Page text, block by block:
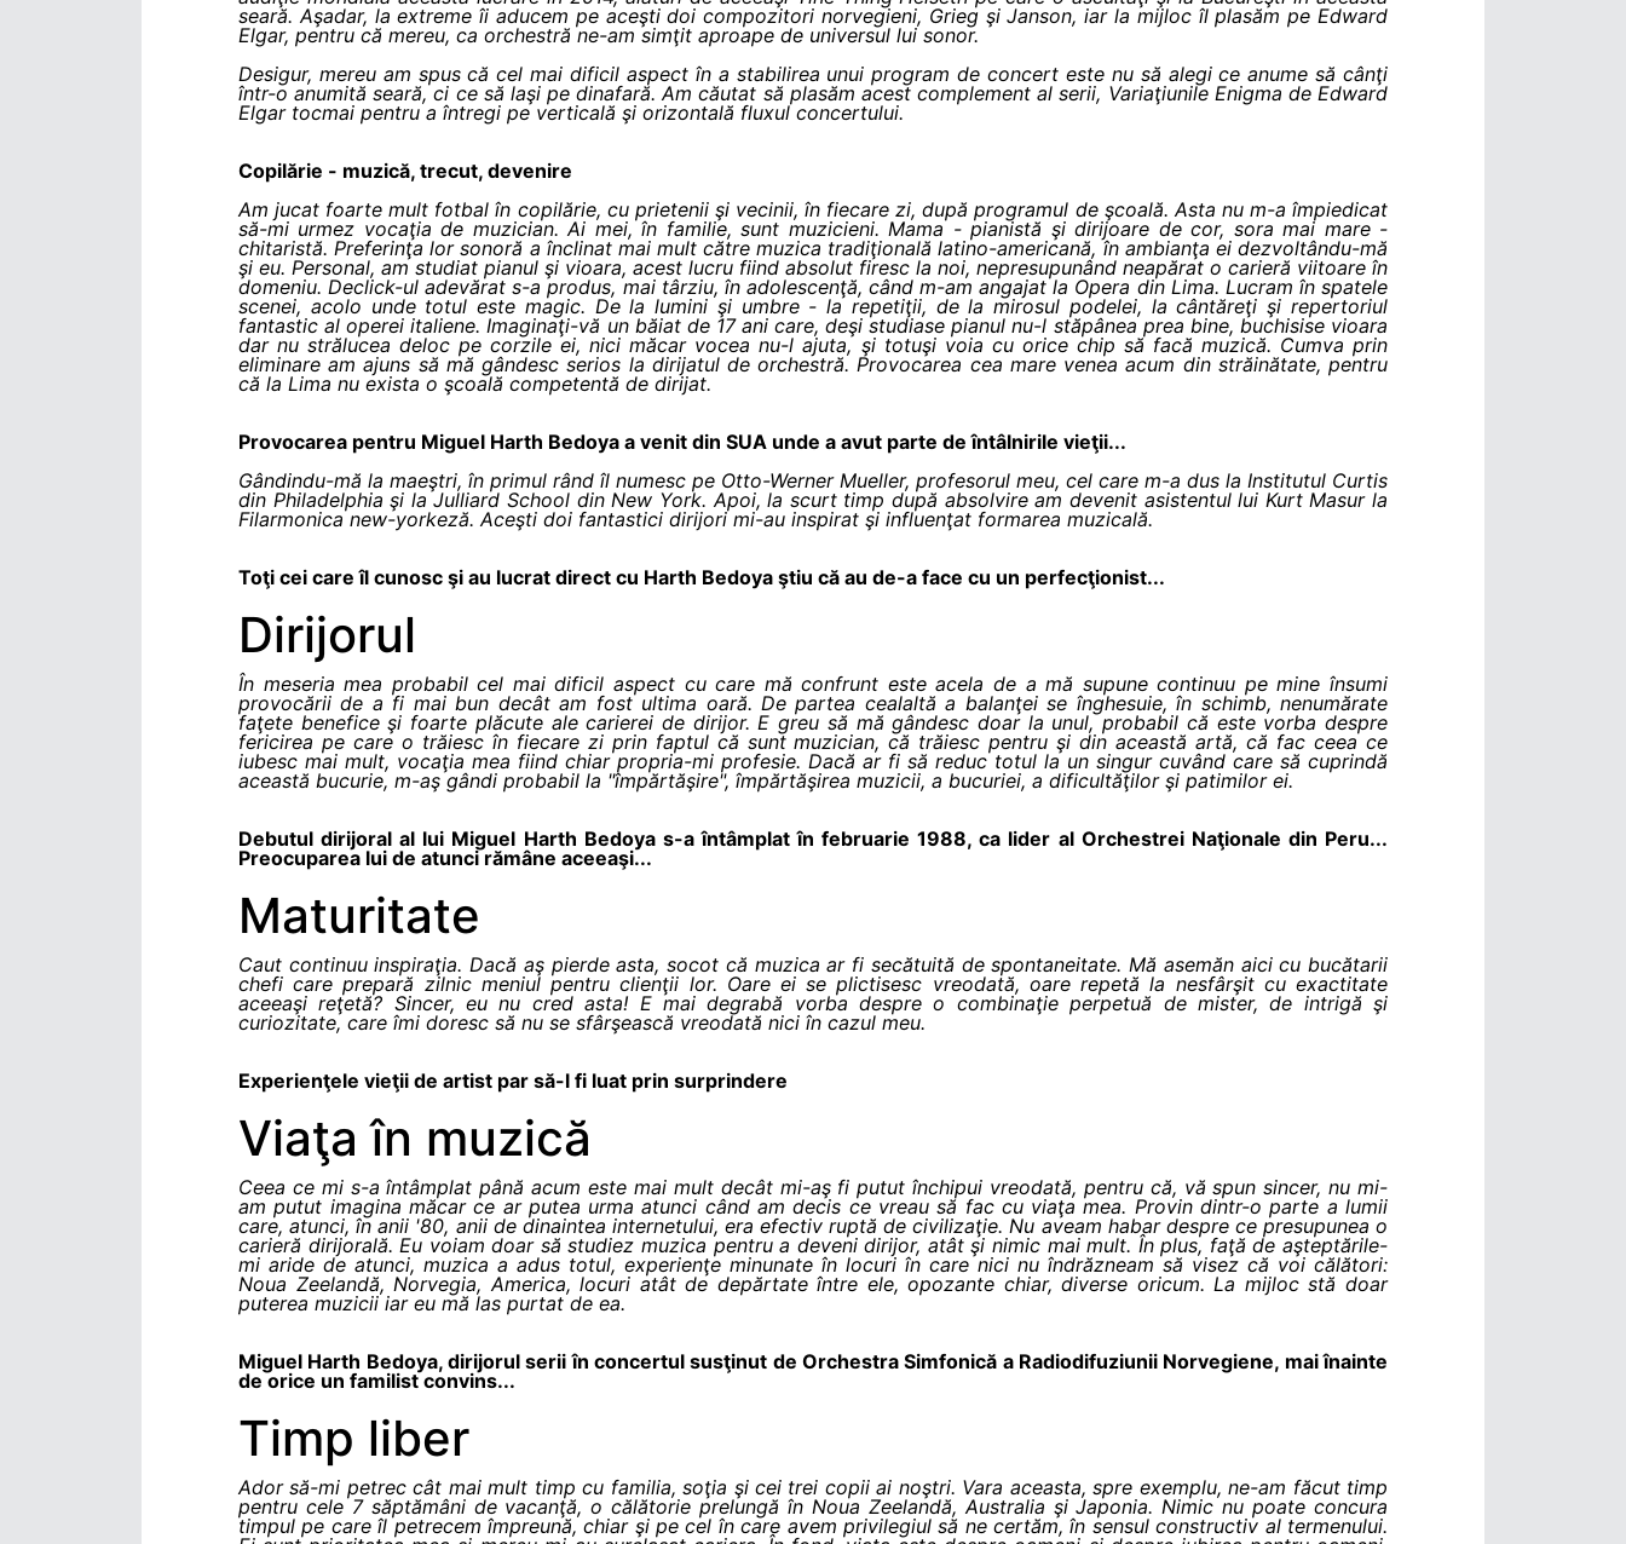
seară. Aşadar, la extreme îi aducem pe aceşti doi compozitori norvegieni, Grieg şi Janson, iar la mijloc îl plasăm pe Edward
Elgar, pentru că mereu, ca orchestră ne-am simţit aproape de universul lui sonor.
Desigur, mereu am spus că cel mai dificil aspect în a stabilirea unui program de concert este nu să alegi ce anume să cânţi
într-o anumită seară, ci ce să laşi pe dinafară. Am căutat să plasăm acest complement al serii, Variaţiunile Enigma de Edward
Elgar tocmai pentru a întregi pe verticală şi orizontală fluxul concertului.
Copilărie - muzică, trecut, devenire
Am jucat foarte mult fotbal în copilărie, cu prietenii şi vecinii, în fiecare zi, după programul de şcoală. Asta nu m-a împiedicat
să-mi urmez vocaţia de muzician. Ai mei, în familie, sunt muzicieni. Mama - pianistă şi dirijoare de cor, sora mai mare -
chitaristă. Preferinţa lor sonoră a înclinat mai mult către muzica tradiţională latino-americană, în ambianţa ei dezvoltându-mă
şi eu. Personal, am studiat pianul şi vioara, acest lucru fiind absolut firesc la noi, nepresupunând neapărat o carieră viitoare în
domeniu. Declick-ul adevărat s-a produs, mai târziu, în adolescenţă, când m-am angajat la Opera din Lima. Lucram în spatele
scenei, acolo unde totul este magic. De la lumini şi umbre - la repetiţii, de la mirosul podelei, la cântăreţi şi repertoriul
fantastic al operei italiene. Imaginaţi-vă un băiat de 17 ani care, deşi studiase pianul nu-l stăpânea prea bine, buchisise vioara
dar nu strălucea deloc pe corzile ei, nici măcar vocea nu-l ajuta, şi totuşi voia cu orice chip să facă muzică. Cumva prin
eliminare am ajuns să mă gândesc serios la dirijatul de orchestră. Provocarea cea mare venea acum din străinătate, pentru
că la Lima nu exista o şcoală competentă de dirijat.
Provocarea pentru Miguel Harth Bedoya a venit din SUA unde a avut parte de întâlnirile vieţii...
Gândindu-mă la maeştri, în primul rând îl numesc pe Otto-Werner Mueller, profesorul meu, cel care m-a dus la Institutul Curtis
din Philadelphia şi la Julliard School din New York. Apoi, la scurt timp după absolvire am devenit asistentul lui Kurt Masur la
Filarmonica new-yorkeză. Aceşti doi fantastici dirijori mi-au inspirat şi influenţat formarea muzicală.
Toţi cei care îl cunosc şi au lucrat direct cu Harth Bedoya ştiu că au de-a face cu un perfecţionist...
Dirijorul
În meseria mea probabil cel mai dificil aspect cu care mă confrunt este acela de a mă supune continuu pe mine însumi
provocării de a fi mai bun decât am fost ultima oară. De partea cealaltă a balanţei se înghesuie, în schimb, nenumărate
faţete benefice şi foarte plăcute ale carierei de dirijor. E greu să mă gândesc doar la unul, probabil că este vorba despre
fericirea pe care o trăiesc în fiecare zi prin faptul că sunt muzician, că trăiesc pentru şi din această artă, că fac ceea ce
iubesc mai mult, vocaţia mea fiind chiar propria-mi profesie. Dacă ar fi să reduc totul la un singur cuvând care să cuprindă
această bucurie, m-aş gândi probabil la "împărtăşire", împărtăşirea muzicii, a bucuriei, a dificultăţilor şi patimilor ei.
Debutul dirijoral al lui Miguel Harth Bedoya s-a întâmplat în februarie 1988, ca lider al Orchestrei Naţionale din Peru...
Preocuparea lui de atunci rămâne aceeaşi...
Maturitate
Caut continuu inspiraţia. Dacă aş pierde asta, socot că muzica ar fi secătuită de spontaneitate. Mă asemăn aici cu bucătarii
chefi care prepară zilnic meniul pentru clienţii lor. Oare ei se plictisesc vreodată, oare repetă la nesfârşit cu exactitate
aceeaşi reţetă? Sincer, eu nu cred asta! E mai degrabă vorba despre o combinaţie perpetuă de mister, de intrigă şi
curiozitate, care îmi doresc să nu se sfârşească vreodată nici în cazul meu.
Experienţele vieţii de artist par să-l fi luat prin surprindere
Viaţa în muzică
Ceea ce mi s-a întâmplat până acum este mai mult decât mi-aş fi putut închipui vreodată, pentru că, vă spun sincer, nu mi-
am putut imagina măcar ce ar putea urma atunci când am decis ce vreau să fac cu viaţa mea. Provin dintr-o parte a lumii
care, atunci, în anii '80, anii de dinaintea internetului, era efectiv ruptă de civilizaţie. Nu aveam habar despre ce presupunea o
carieră dirijorală. Eu voiam doar să studiez muzica pentru a deveni dirijor, atât şi nimic mai mult. În plus, faţă de aşteptările-
mi aride de atunci, muzica a adus totul, experienţe minunate în locuri în care nici nu îndrăzneam să visez că voi călători:
Noua Zeelandă, Norvegia, America, locuri atât de depărtate între ele, opozante chiar, diverse oricum. La mijloc stă doar
puterea muzicii iar eu mă las purtat de ea.
Miguel Harth Bedoya, dirijorul serii în concertul susţinut de Orchestra Simfonică a Radiodifuziunii Norvegiene, mai înainte
de orice un familist convins...
Timp liber
Ador să-mi petrec cât mai mult timp cu familia, soţia şi cei trei copii ai noştri. Vara aceasta, spre exemplu, ne-am făcut timp
pentru cele 7 săptămâni de vacanţă, o călătorie prelungă în Noua Zeelandă, Australia şi Japonia. Nimic nu poate concura
timpul pe care îl petrecem împreună, chiar şi pe cel în care avem privilegiul să ne certăm, în sensul constructiv al termenului.